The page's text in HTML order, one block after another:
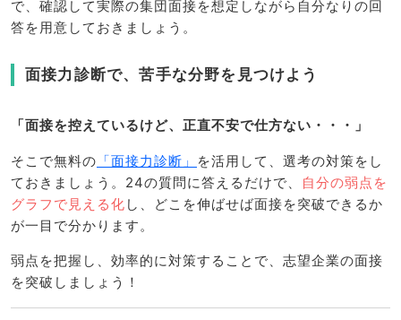
で、確認して実際の集団面接を想定しながら自分なりの回
答を用意しておきましょう。
面接力診断で、苦手な分野を見つけよう
「面接を控えているけど、正直不安で仕方ない・・・」
そこで無料の 「面接力診断」
を活用して、選考の対策をし
ておきましょう。24の質問に答えるだけで、
自分の弱点を
グラフで見える化 し、どこを伸ばせば面接を突破できるか
が一目で分かります。
弱点を把握し、効率的に対策することで、志望企業の面接
を突破しましょう！